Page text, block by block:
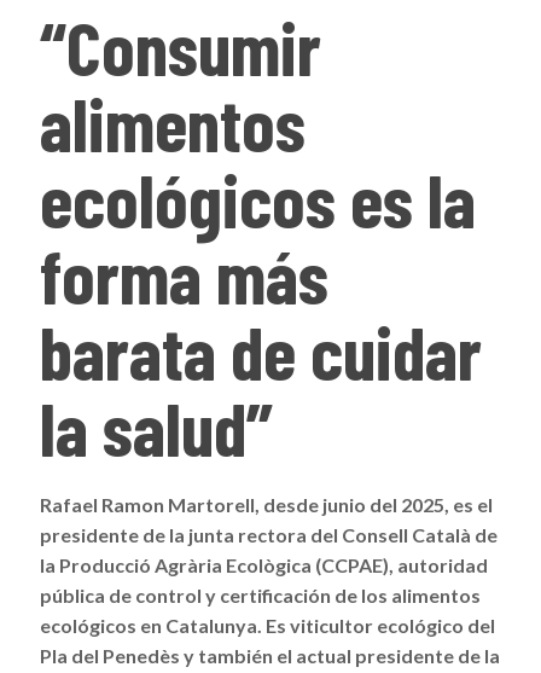
“Consumir
alimentos
ecológicos es la
forma más
barata de cuidar
la salud”
Rafael Ramon Martorell, desde junio del 2025, es el
presidente de la junta rectora del Consell Català de
la Producció Agrària Ecològica (CCPAE), autoridad
pública de control y certificación de los alimentos
ecológicos en Catalunya. Es viticultor ecológico del
Pla del Penedès y también el actual presidente de la